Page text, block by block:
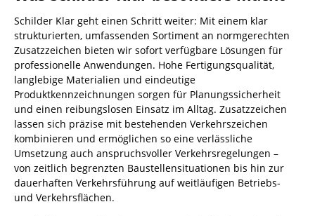
Schilder Klar geht einen Schritt weiter: Mit einem klar
strukturierten, umfassenden Sortiment an normgerechten
Zusatzzeichen bieten wir sofort verfügbare Lösungen für
professionelle Anwendungen. Hohe Fertigungsqualität,
langlebige Materialien und eindeutige
Produktkennzeichnungen sorgen für Planungssicherheit
und einen reibungslosen Einsatz im Alltag. Zusatzzeichen
lassen sich präzise mit bestehenden Verkehrszeichen
kombinieren und ermöglichen so eine verlässliche
Umsetzung auch anspruchsvoller Verkehrsregelungen –
von zeitlich begrenzten Baustellensituationen bis hin zur
dauerhaften Verkehrsführung auf weitläufigen Betriebs-
und Verkehrsflächen.